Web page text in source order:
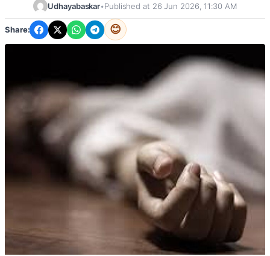
Udhayabaskar•Published at 26 Jun 2026, 11:30 AM
Share: 😊